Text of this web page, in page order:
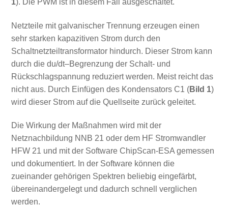
1). Die PWM ist in diesem Fall ausgeschaltet.
Netzteile mit galvanischer Trennung erzeugen einen
sehr starken kapazitiven Strom durch den
Schaltnetzteiltransformator hindurch. Dieser Strom kann
durch die du/dt–Begrenzung der Schalt- und
Rückschlagspannung reduziert werden. Meist reicht das
nicht aus. Durch Einfügen des Kondensators C1 (Bild 1)
wird dieser Strom auf die Quellseite zurück geleitet.
Die Wirkung der Maßnahmen wird mit der
Netznachbildung NNB 21 oder dem HF Stromwandler
HFW 21 und mit der Software ChipScan-ESA gemessen
und dokumentiert. In der Software können die
zueinander gehörigen Spektren beliebig eingefärbt,
übereinandergelegt und dadurch schnell verglichen
werden.